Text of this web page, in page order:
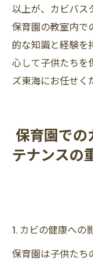
以上が、カビバス
保育園の教室内で
的な知識と経験を
心して子供たちを
ズ東海にお任せく
保育園での
テナンスの
1. カビの健康への
保育園は子供たち